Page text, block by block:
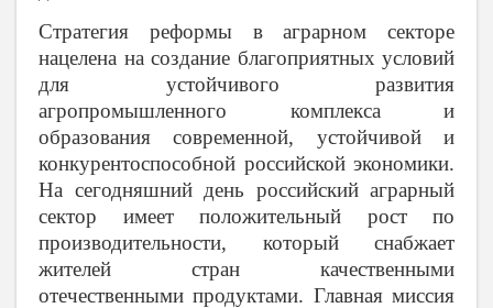
Стратегия реформы в аграрном секторе
нацелена на создание благоприятных условий
для устойчивого развития
агропромышленного комплекса и
образования современной, устойчивой и
конкурентоспособной российской экономики.
На сегодняшний день российский аграрный
сектор имеет положительный рост по
производительности, который снабжает
жителей стран качественными
отечественными продуктами. Главная миссия